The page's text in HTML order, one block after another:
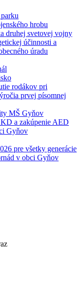
hrobu
druhej svetovej vojny
účinnosti a
úradu
rodákov pri
prvej písomnej
MŠ Gyňov
a zakúpenie AED
Gyňov
pre všetky generácie
v obci Gyňov